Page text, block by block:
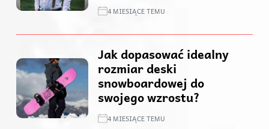
4 MIESIĄCE TEMU
Jak dopasować idealny
rozmiar deski
snowboardowej do
swojego wzrostu?
4 MIESIĄCE TEMU